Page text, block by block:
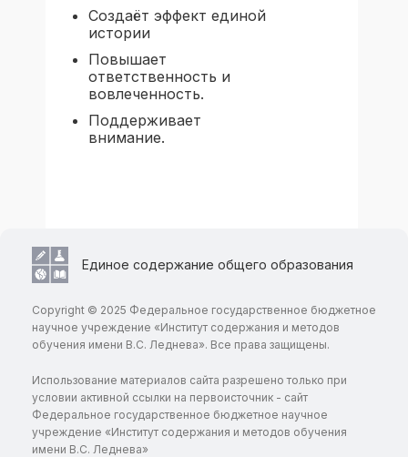
Создаёт эффект единой
истории
Повышает
ответственность и
вовлеченность.
Поддерживает
внимание.
Единое содержание общего образования
Copyright © 2025 Федеральное государственное бюджетное
научное учреждение «Институт содержания и методов
обучения имени В.С. Леднева». Все права защищены.
Использование материалов сайта разрешено только при
условии активной ссылки на первоисточник - сайт
Федеральное государственное бюджетное научное
учреждение «Институт содержания и методов обучения
имени В.С. Леднева»